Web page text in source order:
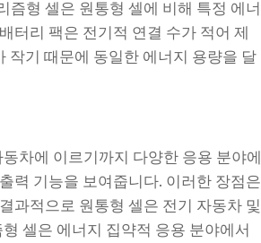
즘형 셀은 원통형 셀에 비해 특정 에너
터리 팩은 전기적 연결 수가 적어 제
작기 때문에 동일한 에너지 용량을 달
차에 이르기까지 다양한 응용 분야에
력 기능을 보여줍니다. 이러한 장점은
과적으로 원통형 셀은 전기 자동차 및
셀은 에너지 집약적 응용 분야에서